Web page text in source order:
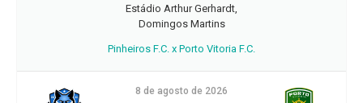
Estádio Arthur Gerhardt,
Domingos Martins
Pinheiros F.C. x Porto Vitoria F.C.
8 de agosto de 2026